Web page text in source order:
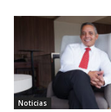
Noticias